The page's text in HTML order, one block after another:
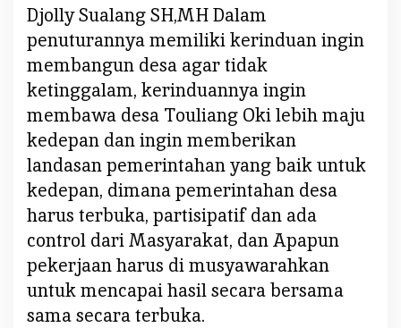
i
s
e
n
a
n
D
j
l
y
S
u
Djolly Sualang SH,MH Dalam
penuturannya memiliki kerinduan ingin
membangun desa agar tidak
ketinggalam, kerinduannya ingin
membawa desa Touliang Oki lebih maju
kedepan dan ingin memberikan
landasan pemerintahan yang baik untuk
kedepan, dimana pemerintahan desa
harus terbuka, partisipatif dan ada
control dari Masyarakat, dan Apapun
pekerjaan harus di musyawarahkan
untuk mencapai hasil secara bersama
sama secara terbuka.